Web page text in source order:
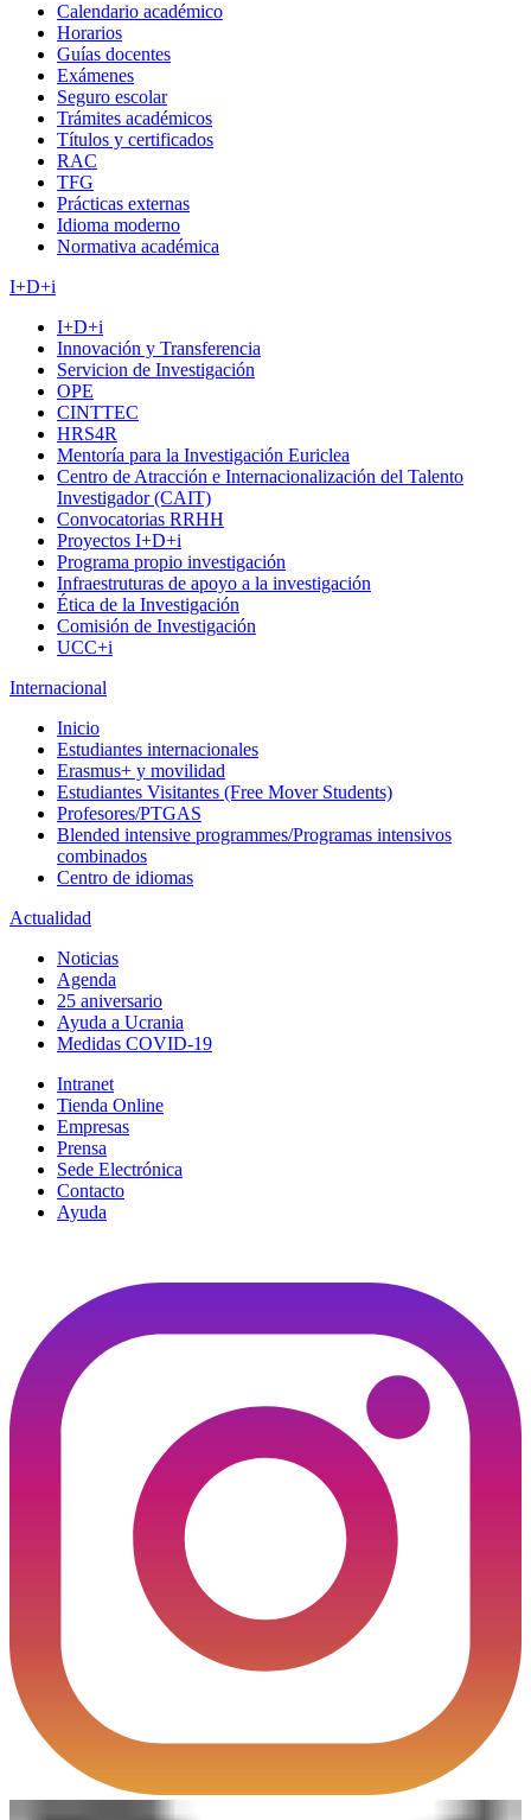
Calendario académico
Horarios
Guías docentes
Exámenes
Seguro escolar
Trámites académicos
Títulos y certificados
RAC
TFG
Prácticas externas
Idioma moderno
Normativa académica
I+D+i
I+D+i
Innovación y Transferencia
Servicion de Investigación
OPE
CINTTEC
HRS4R
Mentoría para la Investigación Euriclea
Centro de Atracción e Internacionalización del Talento
Investigador (CAIT)
Convocatorias RRHH
Proyectos I+D+i
Programa propio investigación
Infraestruturas de apoyo a la investigación
Ética de la Investigación
Comisión de Investigación
UCC+i
Internacional
Inicio
Estudiantes internacionales
Erasmus+ y movilidad
Estudiantes Visitantes (Free Mover Students)
Profesores/PTGAS
Blended intensive programmes/Programas intensivos
combinados
Centro de idiomas
Actualidad
Noticias
Agenda
25 aniversario
Ayuda a Ucrania
Medidas COVID-19
Intranet
Tienda Online
Empresas
Prensa
Sede Electrónica
Contacto
Ayuda